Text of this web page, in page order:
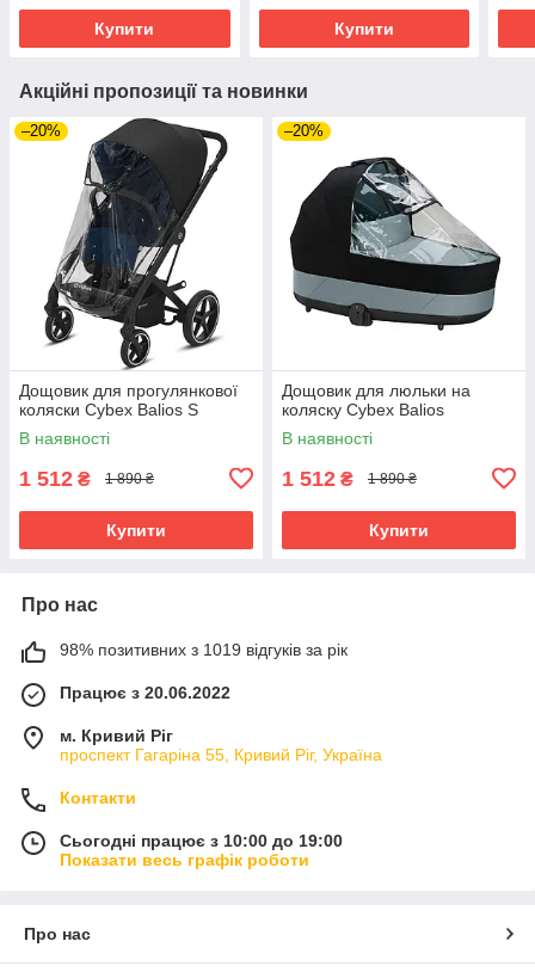
Купити Купити
Акційні пропозиції та новинки
–20%
Дощовик для прогулянкової
коляски Cybex Balios S
В наявності
1 512 ₴ 1 890 ₴
Купити
–20%
Дощовик для люльки на
коляску Cybex Balios
В наявності
1 512 ₴ 1 890 ₴
Купити
Про нас
98% позитивних з 1019 відгуків за рік
Працює з 20.06.2022
м. Кривий Ріг
проспект Гагаріна 55, Кривий Ріг, Україна
Контакти
Сьогодні працює з 10:00 до 19:00
Показати весь графік роботи
Про нас